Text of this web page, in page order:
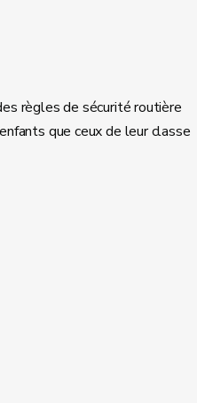
règles de sécurité routière
que ceux de leur classe